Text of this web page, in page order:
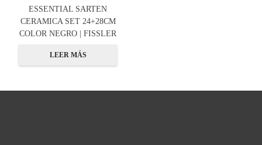
ESSENTIAL SARTEN
CERAMICA SET 24+28CM
COLOR NEGRO | FISSLER
LEER MÁS